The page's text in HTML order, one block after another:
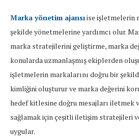
Marka yönetim ajansıise işletmelerin
şekilde yönetmelerine yardımcı olur.
marka stratejilerini geliştirme, marka
konularda uzmanlaşmış ekiplerden
işletmelerin markalarını doğru bir
kimliğini oluşturur ve marka değerini
hedef kitlesine doğru mesajları iletmek
sağlamak için çeşitli iletişim stratejileri
uygular.